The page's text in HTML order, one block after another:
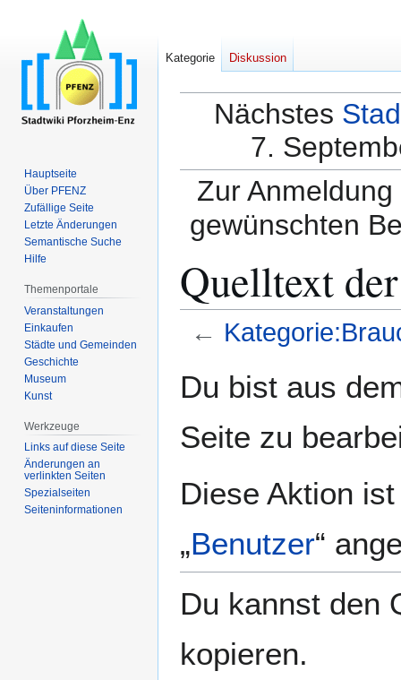
Nächstes
7.
Zur
gewünschten
Quelltext
←
Navigation
Suche
Du bist aus
Seite zu
Diese Aktion
„Benutzer“
Du kannst den
kopieren.
Kategorie Diskussion
Hauptseite
Über PFENZ
Zufällige Seite
Letzte Änderungen
Semantische Suche
Hilfe
Themenportale
Veranstaltungen
Einkaufen
Städte und Gemeinden
Geschichte
Museum
Kunst
Werkzeuge
Links auf diese Seite
Änderungen an
verlinkten Seiten
Spezialseiten
Seiten­­informationen